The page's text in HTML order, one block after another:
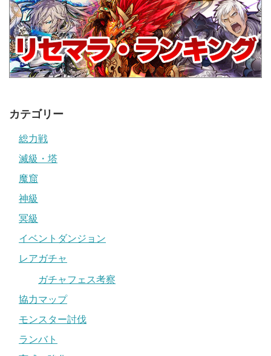
カテゴリー
総力戦
滅級・塔
魔窟
神級
冥級
イベントダンジョン
レアガチャ
ガチャフェス考察
協力マップ
モンスター討伐
ランバト